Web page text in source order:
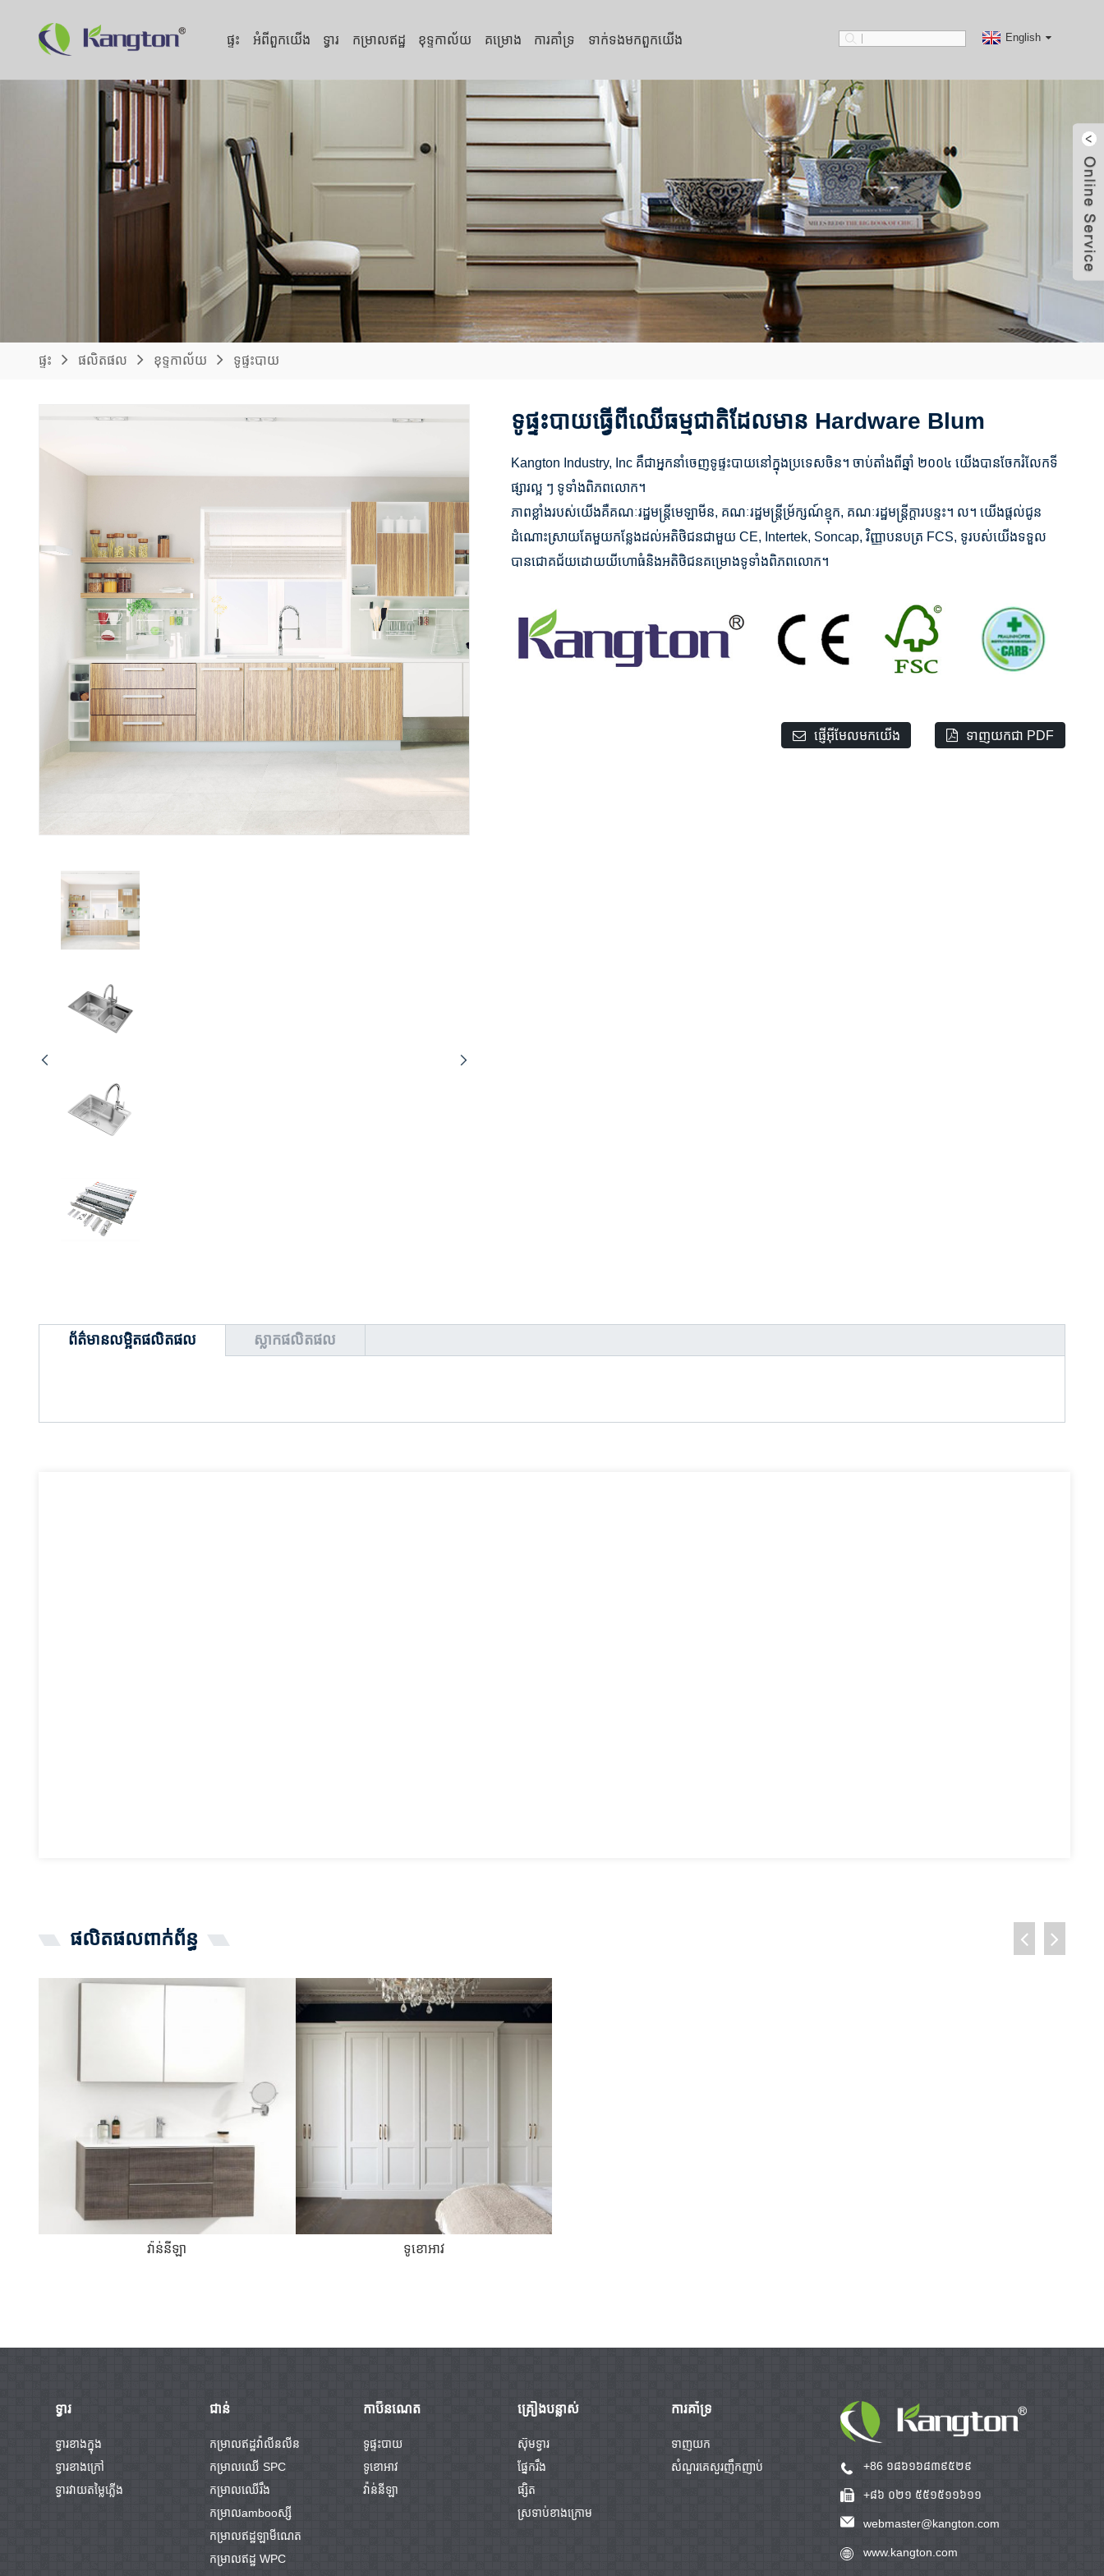
ផ្ទះ អំពី​ពួក​យើង ទ្វារ កម្រាលឥដ្ឋ ខុទ្ទកាល័យ គម្រោង ការគាំទ្រ ទាក់ទង​មក​ពួក​យើង English
ផ្ទះ ផលិតផល ខុទ្ទកាល័យ ទូផ្ទះបាយ
ទូផ្ទះបាយធ្វើពីឈើធម្មជាតិដែលមាន Hardware Blum
Kangton Industry, Inc គឺជាអ្នកនាំចេញទូផ្ទះបាយនៅក្នុងប្រទេសចិន។ ចាប់តាំងពីឆ្នាំ ២០០៤ យើងបានចែករំលែកទី
ផ្សារល្អ ៗ ទូទាំងពិភពលោក។
ភាពខ្លាំងរបស់យើងគឺគណៈរដ្ឋមន្រ្តីមេឡាមីន, គណៈរដ្ឋមន្ត្រីម្រ័ក្សណ៍ខ្មុក, គណៈរដ្ឋមន្ត្រីក្តារបន្ទះ។ ល។ យើងផ្តល់ជូន
ដំណោះស្រាយតែមួយកន្លែងដល់អតិថិជនជាមួយ CE, Intertek, Soncap, វិញ្ញាបនបត្រ FCS, ទូរបស់យើងទទួល
បានជោគជ័យដោយយីហោធំនិងអតិថិជនគម្រោងទូទាំងពិភពលោក។
ផ្ញើអ៊ីមែលមកយើង ទាញយកជា PDF
ព័ត៌មានលម្អិតផលិតផល ស្លាកផលិតផល
ផលិតផលពាក់ព័ន្ធ
វ៉ាន់នីឡា ទូខោអាវ
ទ្វារ
ទ្វារខាងក្នុង
ទ្វារខាងក្រៅ
ទ្វារវាយតម្លៃភ្លើង
ជាន់
កម្រាលឥដ្ឋវ៉ាលីនលីន
កម្រាលឈើ SPC
កម្រាលឈើរឹង
កម្រាលambooស្សី
កម្រាលឥដ្ឋឡាមីណេត
កម្រាលឥដ្ឋ WPC
កាប៊ីនណេត
ទូផ្ទះបាយ
ទូខោអាវ
វ៉ាន់នីឡា
គ្រឿងបន្លាស់
ស៊ុមទ្វារ
ផ្នែករឹង
ផ្សិត
ស្រទាប់ខាងក្រោម
ការគាំទ្រ
ទាញយក
សំណួរគេសួរញឹកញាប់
+86 ១៨៦១៦៨៣៩៥២៩
+៨៦ ០២១ ៥៥១៥១១៦១១
webmaster@kangton.com
www.kangton.com